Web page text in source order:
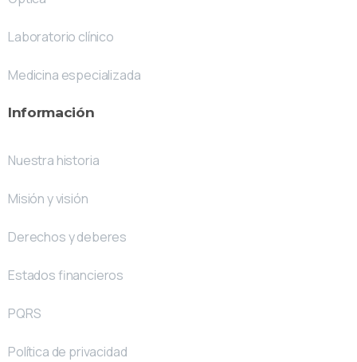
Laboratorio clínico
Medicina especializada
Información
Nuestra historia
Misión y visión
Derechos y deberes
Estados financieros
PQRS
Política de privacidad